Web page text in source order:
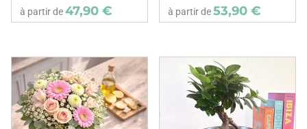
à partir de47,90 € à partir de53,90 €